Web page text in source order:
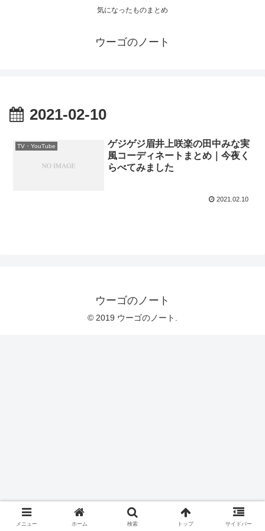
気になったものまとめ
ウーゴのノート
2021-02-10
TV・YouTube
ゲジゲジ眉井上咲楽の田中みな実
風コーディネートまとめ｜今夜く
らべてみました
2021.02.10
ウーゴのノート
© 2019 ウーゴのノート.
メニュー ホーム 検索 トップ サイドバー